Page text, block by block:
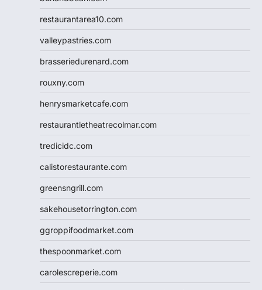
restaurantarea10.com
valleypastries.com
brasseriedurenard.com
rouxny.com
henrysmarketcafe.com
restaurantletheatrecolmar.com
tredicidc.com
calistorestaurante.com
greensngrill.com
sakehousetorrington.com
ggroppifoodmarket.com
thespoonmarket.com
carolescreperie.com